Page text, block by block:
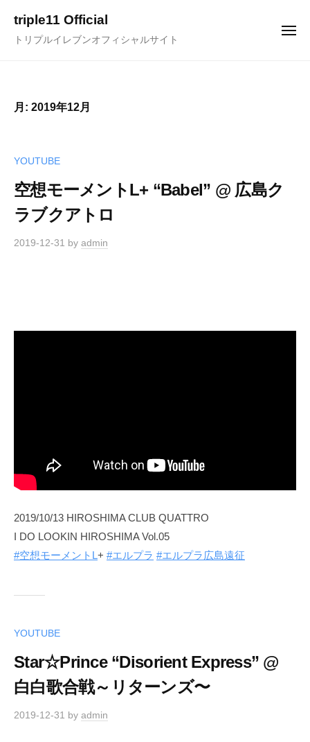
triple11 Official
トリプルイレブンオフィシャルサイト
メ
月: 2019年12月
YOUTUBE
空想モーメントL+ “Babel” @ 広島ク
ラブクアトロ
2019-12-31 by admin
2019/10/13 HIROSHIMA CLUB QUATTRO
I DO LOOKIN HIROSHIMA Vol.05
#空想モーメントL+ #エルプラ #エルプラ広島遠征
YOUTUBE
Star☆Prince “Disorient Express” @
白白歌合戦～リターンズ〜
2019-12-31 by admin